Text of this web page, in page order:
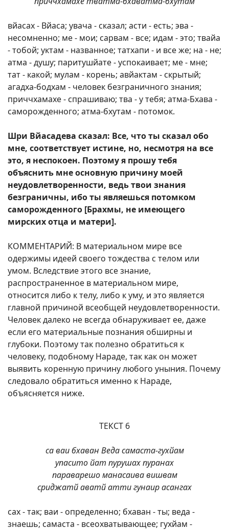
вйасах - Вйаса; увача - сказал; асти - есть; эва -
несомненно; ме - мои; сарвам - все; идам - это; твайа
- тобой; уктам - названное; татхапи - и все же; на - не;
атма - душу; паритушйате - успокаивает; ме - мне;
тат - какой; мулам - корень; авйактам - скрытый;
агадха-бодхам - человек безграничного знания;
приччхамахе - спрашиваю; тва - у тебя; атма-Бхава -
саморожденного; атма-бхутам - потомок.
Шри Вйасадева сказал: Все, что ты сказал обо
мне, соответствует истине, но, несмотря на все
это, я неспокоен. Поэтому я прошу тебя
объяснить мне основную причину моей
неудовлетворенности, ведь твои знания
безграничны, ибо ты являешься потомком
саморожденного [Брахмы, не имеющего
мирских отца и матери].
КОММЕНТАРИЙ: В материальном мире все
одержимы идеей своего тождества с телом или
умом. Вследствие этого все знание,
распространенное в материальном мире,
относится либо к телу, либо к уму, и это является
главной причиной всеобщей неудовлетворенности.
Человек далеко не всегда обнаруживает ее, даже
если его материальные познания обширны и
глубоки. Поэтому так полезно обратиться к
человеку, подобному Нараде, так как он может
выявить коренную причину любого уныния. Почему
следовало обратиться именно к Нараде,
объясняется ниже.
ТЕКСТ 6
са ваи бхаван Веда самаста-гухйам
упасито йат пурушах пуранах
параварешо манасаива вишвам
сриджатй аватй атти гунаир асангах
сах - так; ваи - определенно; бхаван - ты; веда -
знаешь; самаста - всеохватывающее; гухйам -